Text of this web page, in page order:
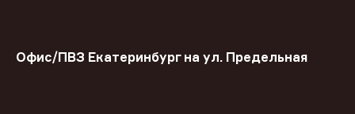
Офис/ПВЗ Екатеринбург на ул. Предельная